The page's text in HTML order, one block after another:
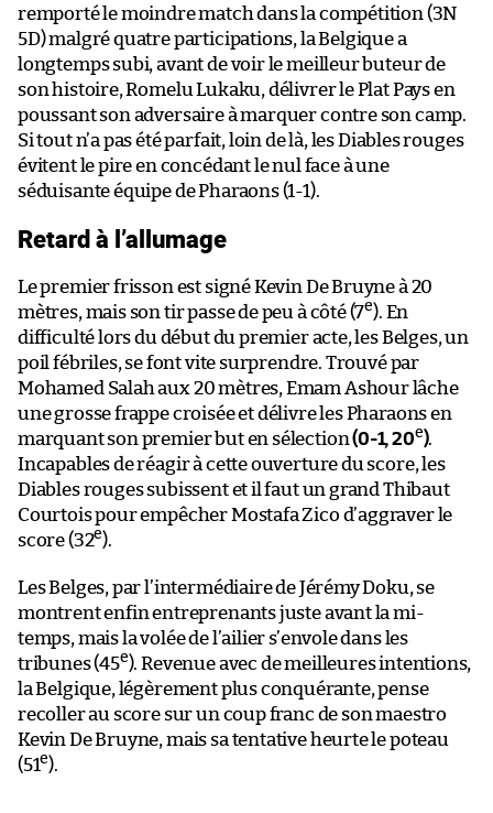
remporté le moindre match dans la compétition (3N
5D) malgré quatre participations, la Belgique a
longtemps subi, avant de voir le meilleur buteur de
son histoire, Romelu Lukaku, délivrer le Plat Pays en
poussant son adversaire à marquer contre son camp.
Si tout n’a pas été parfait, loin de là, les Diables rouges
évitent le pire en concédant le nul face à une
séduisante équipe de Pharaons (1-1).
Retard à l’allumage
Le premier frisson est signé Kevin De Bruyne à 20
mètres, mais son tir passe de peu à côté (7e). En
difficulté lors du début du premier acte, les Belges, un
poil fébriles, se font vite surprendre. Trouvé par
Mohamed Salah aux 20 mètres, Emam Ashour lâche
une grosse frappe croisée et délivre les Pharaons en
marquant son premier but en sélection(0-1, 20e).
Incapables de réagir à cette ouverture du score, les
Diables rouges subissent et il faut un grand Thibaut
Courtois pour empêcher Mostafa Zico d’aggraver le
score (32e).
Les Belges, par l’intermédiaire de Jérémy Doku, se
montrent enfin entreprenants juste avant la mi-
temps, mais la volée de l’ailier s’envole dans les
tribunes (45e). Revenue avec de meilleures intentions,
la Belgique, légèrement plus conquérante, pense
recoller au score sur un coup franc de son maestro
Kevin De Bruyne, mais sa tentative heurte le poteau
(51e).